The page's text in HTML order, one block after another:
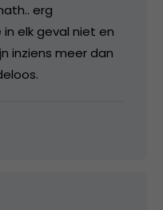
erg
elk geval niet en
inziens meer dan